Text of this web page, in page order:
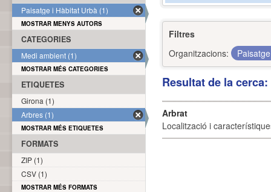
Filtres
Organitzacions:
Resultat de la
Arbrat
Localització i
Paisatge i Hàbitat Urbà (1)
MOSTRAR MENYS AUTORS
CATEGORIES
Medi ambient (1)
MOSTRAR MÉS CATEGORIES
ETIQUETES
Girona (1)
Arbres (1)
MOSTRAR MÉS ETIQUETES
FORMATS
ZIP (1)
CSV (1)
MOSTRAR MÉS FORMATS